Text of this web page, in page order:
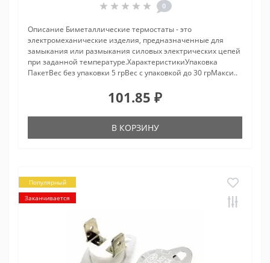
0
Описание Биметаллические термостаты - это
электромеханические изделия, предназначенные для
замыкания или размыкания силовых электрических цепей
при заданной температуре.ХарактеристикиУпаковка
ПакетВес без упаковки 5 грВес с упаковкой до 30 грМакси..
101.85 ₽
В КОРЗИНУ
Популярный
Заканчивается